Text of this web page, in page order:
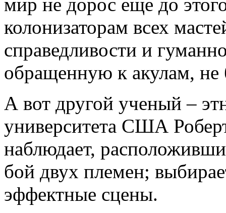
колонизаторам всех
справедливости и
обращенную к акулам,
А вот другой ученый –
университета США
наблюдает,
бой двух племен;
эффектные сцены.